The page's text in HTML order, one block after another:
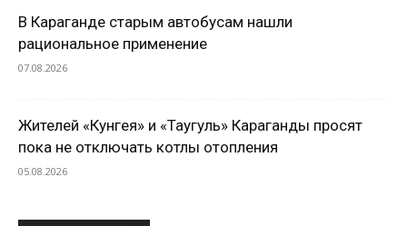
В Караганде старым автобусам нашли
рациональное применение
07.08.2026
Жителей «Кунгея» и «Таугуль» Караганды просят
пока не отключать котлы отопления
05.08.2026